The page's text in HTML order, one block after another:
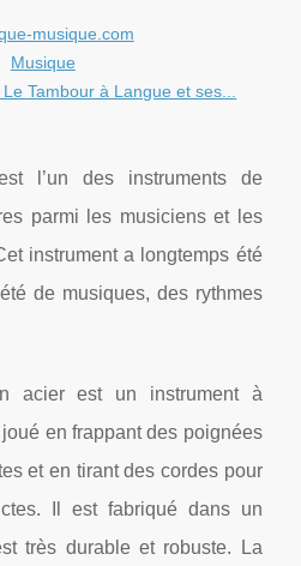
musique.com
Musique
Tambour à Langue et ses...
l’un des instruments de
parmi les musiciens et les
instrument a longtemps été
de musiques, des rythmes
acier est un instrument à
en frappant des poignées
et en tirant des cordes pour
Il est fabriqué dans un
très durable et robuste. La